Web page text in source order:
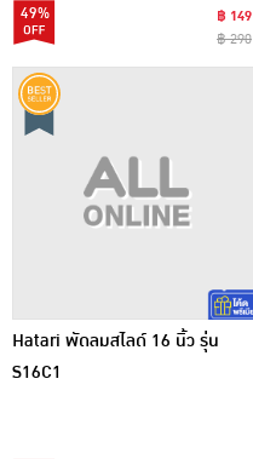
49%
฿ 149
฿ 290
Hatari พัดลมสไลด์ 16 นิ้ว รุ่น
S16C1